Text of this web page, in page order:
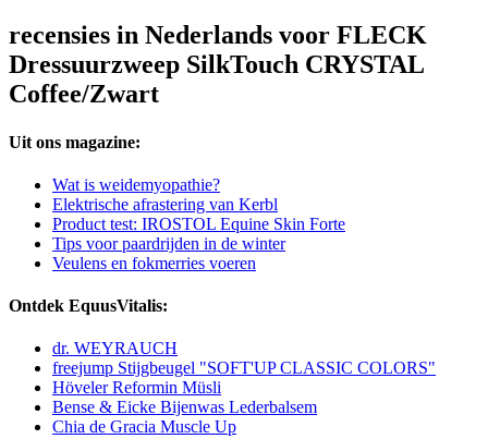
recensies in Nederlands voor FLECK
Dressuurzweep SilkTouch CRYSTAL
Coffee/Zwart
Uit ons magazine:
Wat is weidemyopathie?
Elektrische afrastering van Kerbl
Product test: IROSTOL Equine Skin Forte
Tips voor paardrijden in de winter
Veulens en fokmerries voeren
Ontdek EquusVitalis:
dr. WEYRAUCH
freejump Stijgbeugel "SOFT'UP CLASSIC COLORS"
Höveler Reformin Müsli
Bense & Eicke Bijenwas Lederbalsem
Chia de Gracia Muscle Up